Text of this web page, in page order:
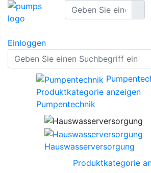
Einloggen
Produktkategorie anzeigen
Pumpentechnik
Hauswasserversorgung
Produktkategorie